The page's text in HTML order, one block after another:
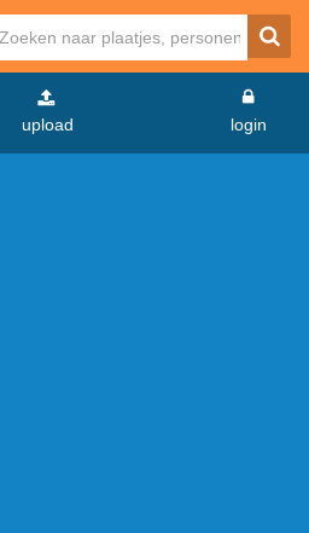
upload login